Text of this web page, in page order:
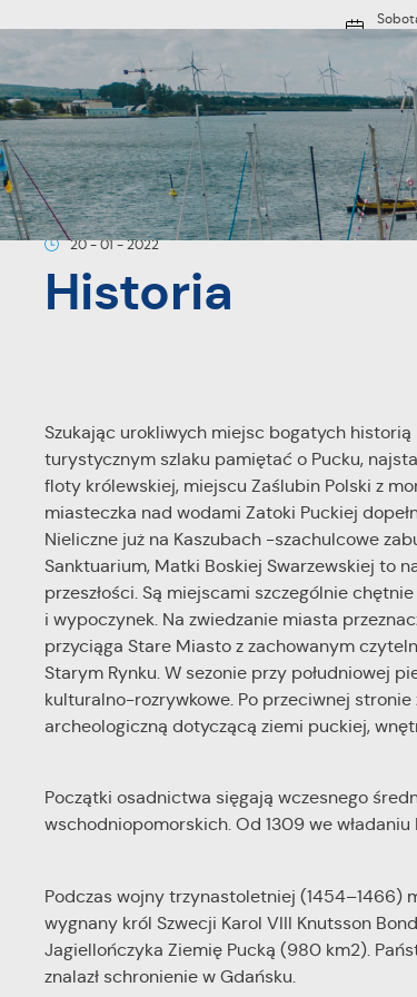
Strona główna Aktualności Historia
20 - 01 - 2022
Historia
Szukając urokliwych miejsc bogatych
turystycznym szlaku pamiętać o Pucku,
floty królewskiej, miejscu Zaślubin Polski z
miasteczka nad wodami Zatoki Puckiej
Nieliczne już na Kaszubach -szachulcowe
Sanktuarium, Matki Boskiej Swarzewskiej to
przeszłości. Są miejscami szczególnie
i wypoczynek. Na zwiedzanie miasta
przyciąga Stare Miasto z zachowanym
Starym Rynku. W sezonie przy południowej
kulturalno-rozrywkowe. Po przeciwnej
archeologiczną dotyczącą ziemi puckiej,
Początki osadnictwa sięgają wczesnego
wschodniopomorskich. Od 1309 we
Podczas wojny trzynastoletniej (1454–1466)
wygnany król Szwecji Karol VIII Knutsson
Jagiellończyka Ziemię Pucką (980 km2).
znalazł schronienie w Gdańsku.